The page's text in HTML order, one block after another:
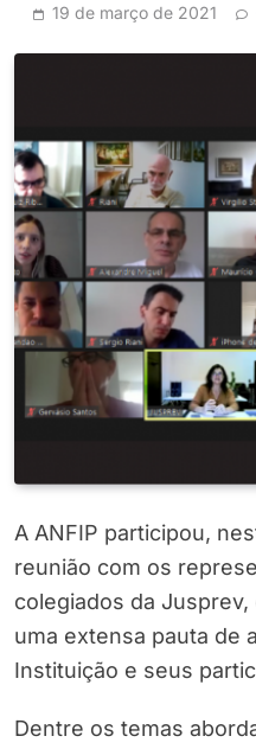
19 de março de 2021
A ANFIP participou,
reunião com os
colegiados da
uma extensa pauta de
Instituição e seus
Dentre os temas